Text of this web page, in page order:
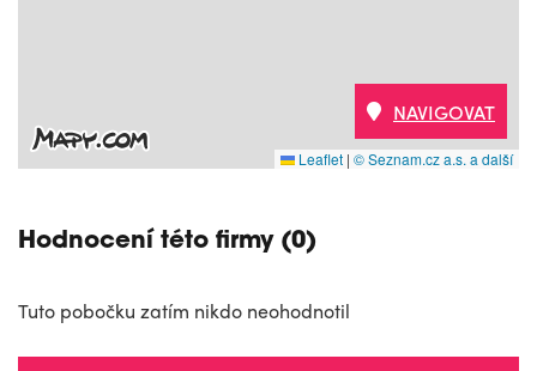
Leaflet | © Seznam.cz a.s. a další
NAVIGOVAT
Hodnocení této firmy (0)
Tuto pobočku zatím nikdo neohodnotil